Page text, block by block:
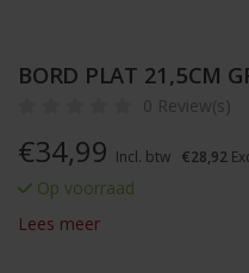
BORD PLAT 21,5CM
0 Review(s)
€34,99 Incl. btw €28,92
Op voorraad
Lees meer